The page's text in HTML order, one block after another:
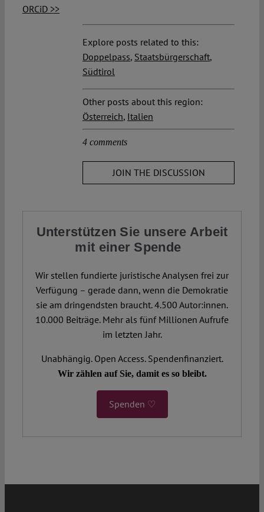
ORCiD >>
Explore posts related to this:
Doppelpass, Staatsbürgerschaft,
Südtirol
Other posts about this region:
Österreich, Italien
4 comments
JOIN THE DISCUSSION
Unterstützen Sie unsere Arbeit
mit einer Spende
Wir stellen fundierte juristische Analysen frei zur
Verfügung – gerade dann, wenn die Demokratie
sie am dringendsten braucht. 4.500 Autor:innen.
10.000 Beiträge. Mehr als fünf Millionen Aufrufe
im letzten Jahr.
Unabhängig. Open Access. Spendenfinanziert.
Wir zählen auf Sie, damit es so bleibt.
Spenden ♡